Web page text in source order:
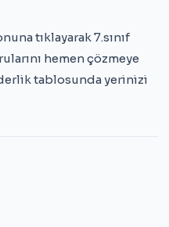
tıklayarak 7.sınıf
hemen çözmeye
tablosunda yerinizi